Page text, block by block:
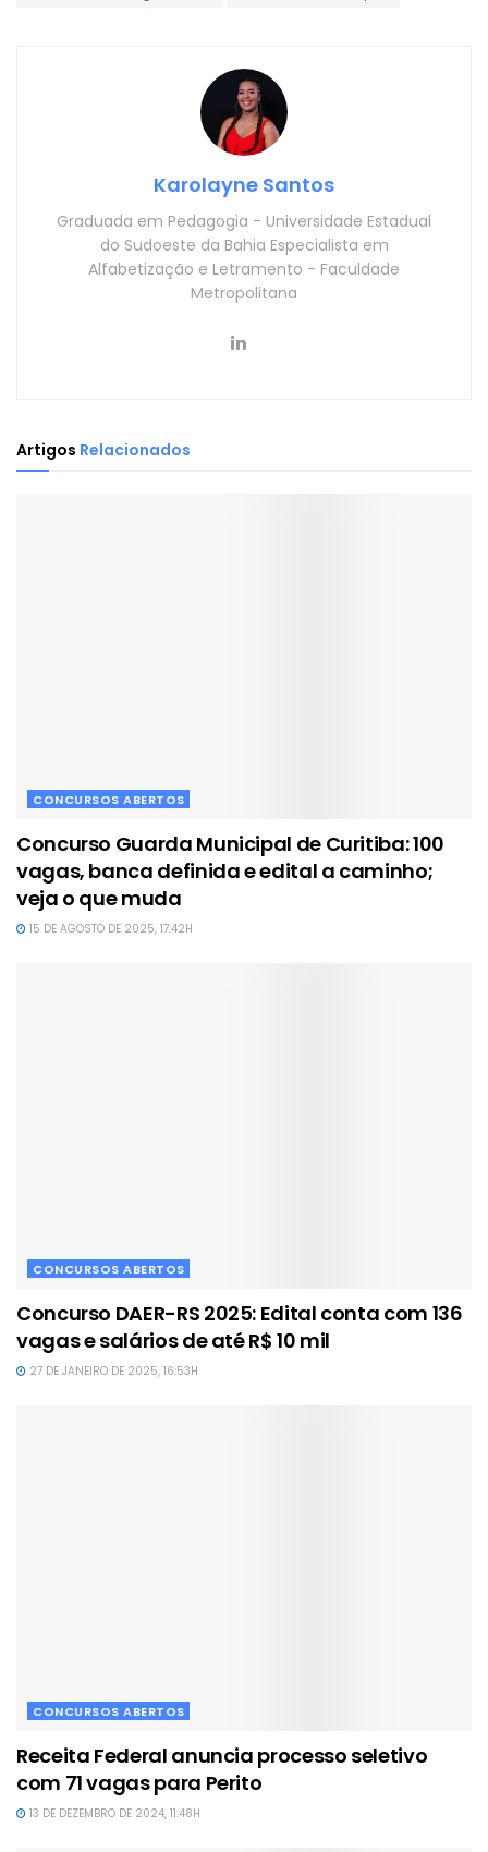
Karolayne Santos
Graduada em Pedagogia - Universidade Estadual
do Sudoeste da Bahia Especialista em
Alfabetização e Letramento - Faculdade
Metropolitana
Artigos Relacionados
CONCURSOS ABERTOS
Concurso Guarda Municipal de Curitiba: 100
vagas, banca definida e edital a caminho;
veja o que muda
15 DE AGOSTO DE 2025, 17:42H
CONCURSOS ABERTOS
Concurso DAER-RS 2025: Edital conta com 136
vagas e salários de até R$ 10 mil
27 DE JANEIRO DE 2025, 16:53H
CONCURSOS ABERTOS
Receita Federal anuncia processo seletivo
com 71 vagas para Perito
13 DE DEZEMBRO DE 2024, 11:48H